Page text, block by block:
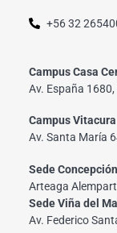
+56 32
Campus Casa
Av. España
Campus Vitacura
Av. Santa María
Sede Concepción
Arteaga
Sede Viña del
Av. Federico